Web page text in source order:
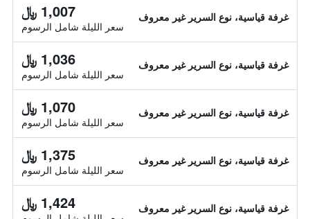
غرفة قياسية، نوع السرير غير معروف 1,007 ﷼
سعر الليلة شامل الرسوم
غرفة قياسية، نوع السرير غير معروف 1,036 ﷼
سعر الليلة شامل الرسوم
غرفة قياسية، نوع السرير غير معروف 1,070 ﷼
سعر الليلة شامل الرسوم
غرفة قياسية، نوع السرير غير معروف 1,375 ﷼
سعر الليلة شامل الرسوم
غرفة قياسية، نوع السرير غير معروف 1,424 ﷼